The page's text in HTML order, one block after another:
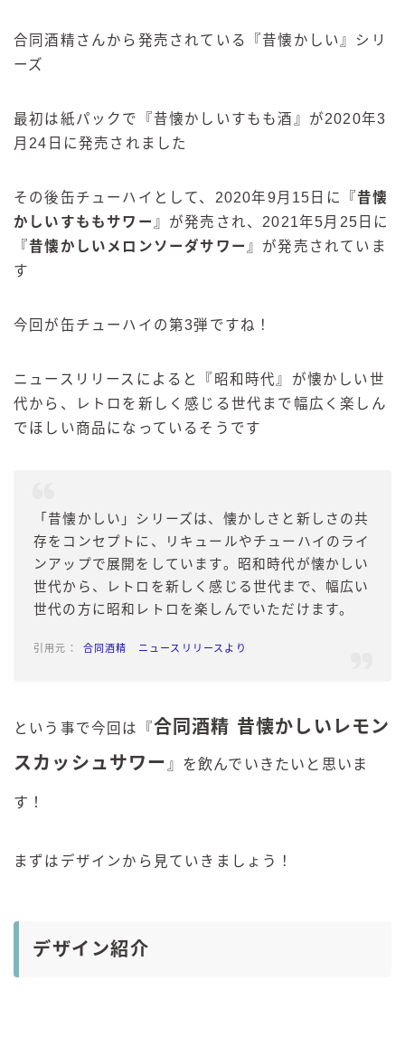
合同酒精さんから発売されている『昔懐かしい』シリ
ーズ
最初は紙パックで『昔懐かしいすもも酒』が2020年3
月24日に発売されました
その後缶チューハイとして、2020年9月15日に『昔懐
かしいすももサワー 』が発売され、2021年5月25日に
『昔懐かしいメロンソーダサワー 』が発売されていま
す
今回が缶チューハイの第3弾ですね！
ニュースリリースによると『昭和時代』が懐かしい世
代から、レトロを新しく感じる世代まで幅広く楽しん
でほしい商品になっているそうです
「昔懐かしい」シリーズは、懐かしさと新しさの共
存をコンセプトに、リキュールやチューハイのライ
ンアップで展開をしています。昭和時代が懐かしい
世代から、レトロを新しく感じる世代まで、幅広い
世代の方に昭和レトロを楽しんでいただけます。
合同酒精 ニュースリリースより
という事で今回は『合同酒精 昔懐かしいレモン
スカッシュサワー 』 を飲んでいきたいと思いま
す！
まずはデザインから見ていきましょう！
デザイン紹介